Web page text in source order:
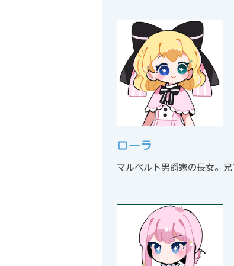
ローラ
マルベルト男爵家の長女。